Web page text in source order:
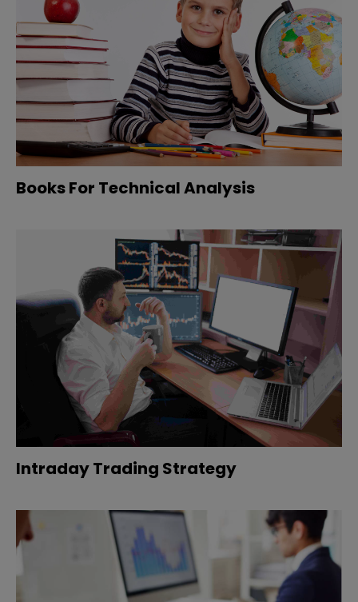
Books For Technical Analysis
Intraday Trading Strategy